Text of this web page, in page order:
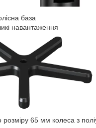
база
навантаження
розміру 65 мм колеса з